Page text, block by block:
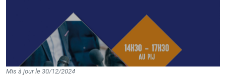
Mis à jour le 30/12/2024